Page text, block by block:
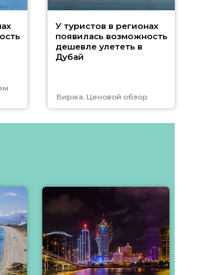
У туристов в регионах
появилась возможность
дешевле улететь в
Дубай
Биржа. Ценовой обзор